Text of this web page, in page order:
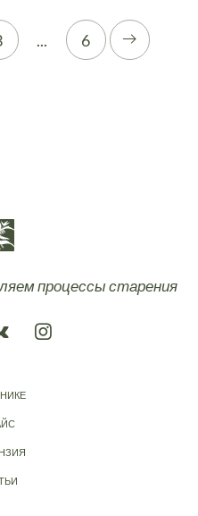
... 6
процессы старения